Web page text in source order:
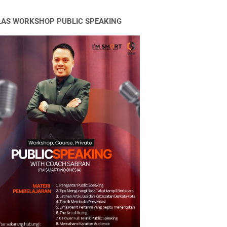
WORKSHOP PUBLIC SPEAKING